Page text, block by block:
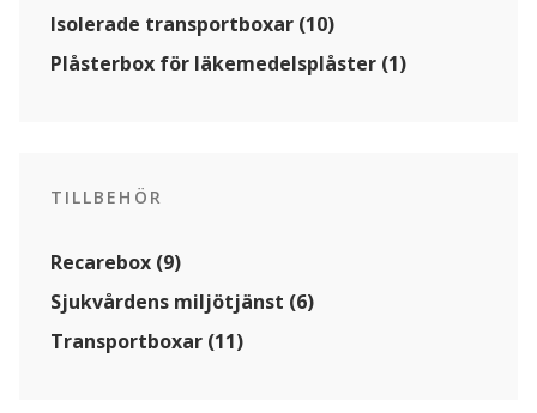
Isolerade transportboxar (10)
Plåsterbox för läkemedelsplåster (1)
TILLBEHÖR
Recarebox (9)
Sjukvårdens miljötjänst (6)
Transportboxar (11)